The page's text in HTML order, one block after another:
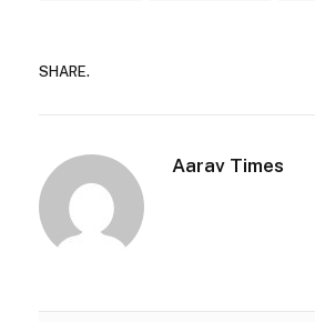
SHARE.
Aarav Times